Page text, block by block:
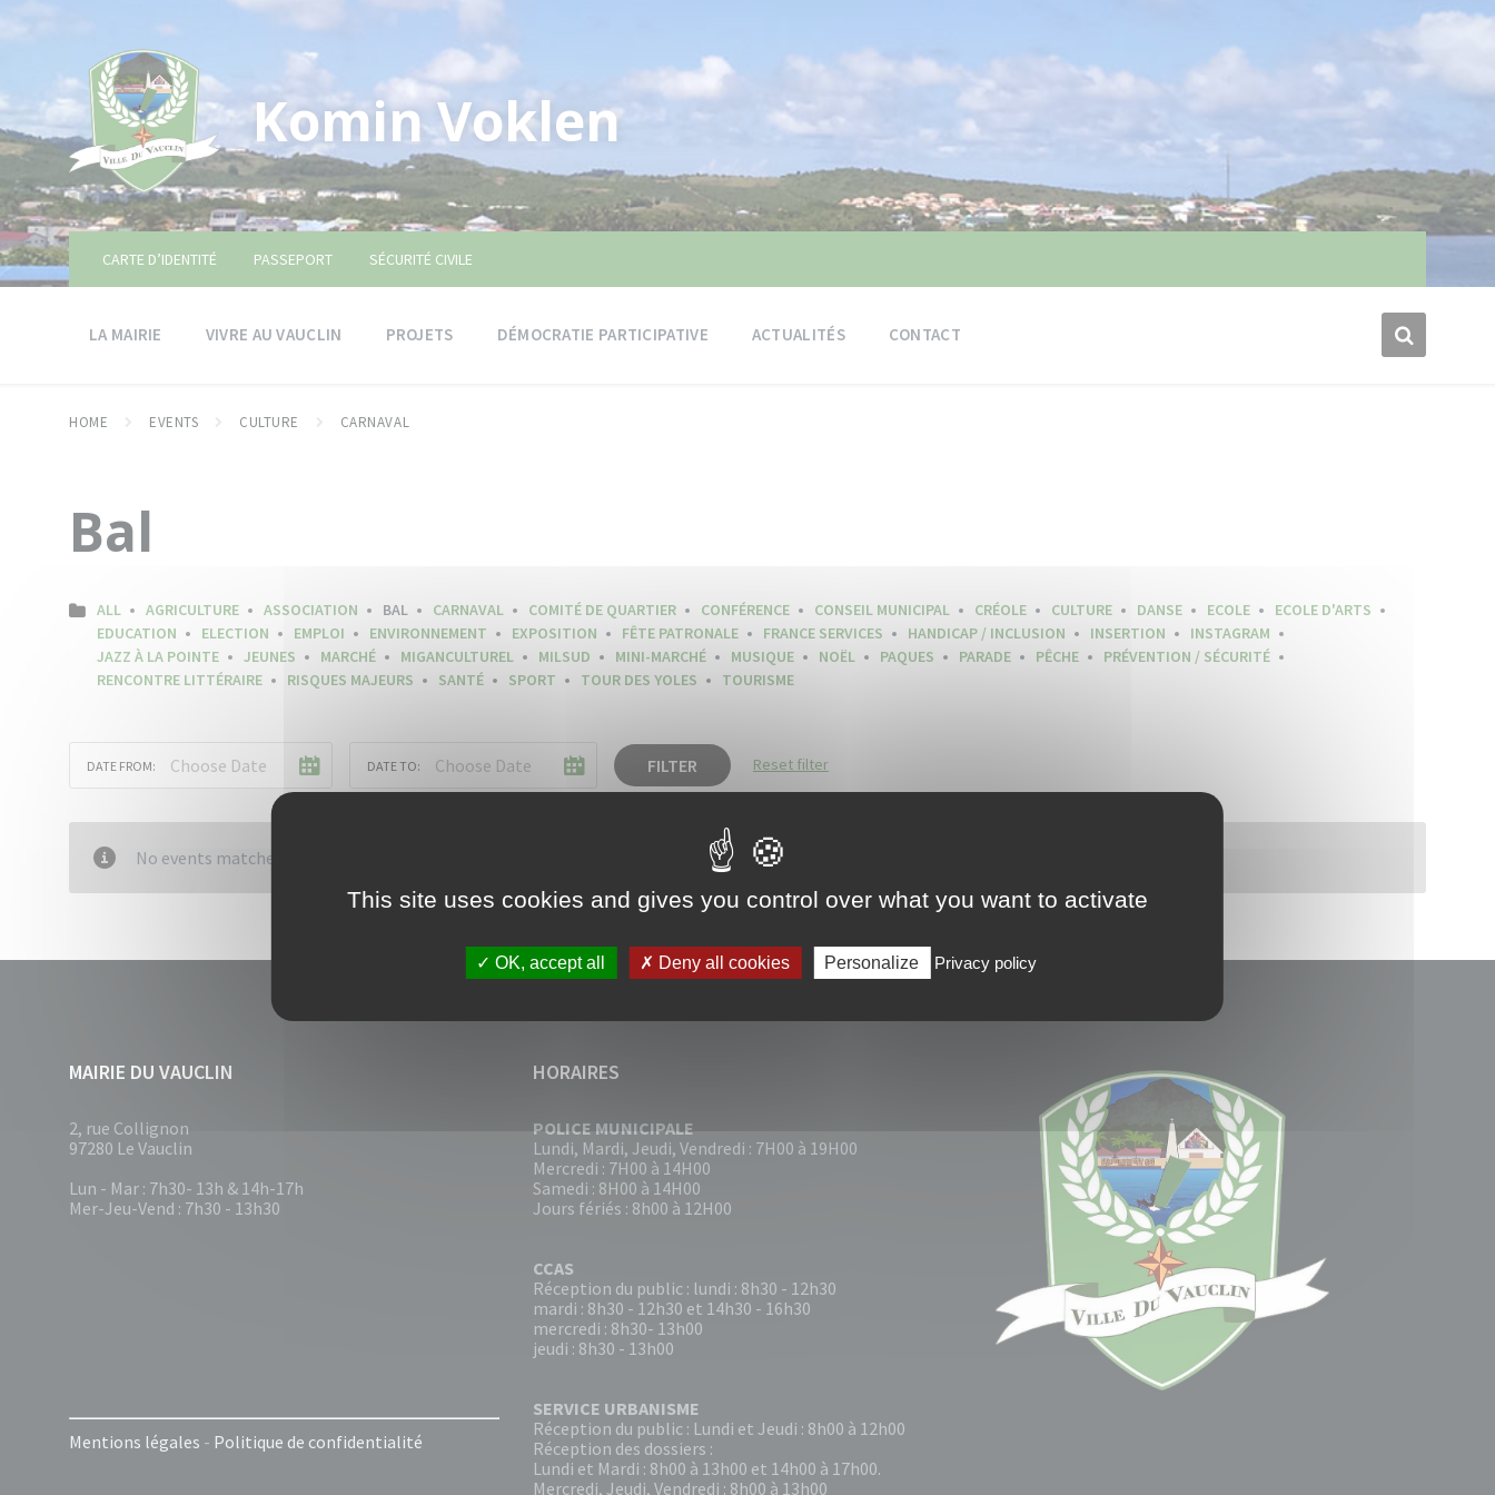
Komin Voklen
CARTE D’IDENTITÉ PASSEPORT SÉCURITÉ CIVILE
LA MAIRIE VIVRE AU VAUCLIN PROJETS DÉMOCRATIE PARTICIPATIVE ACTUALITÉS CONTACT
HOME EVENTS CULTURE CARNAVAL
Bal
ALL AGRICULTURE ASSOCIATION BAL CARNAVAL COMITÉ DE QUARTIER CONFÉRENCE CONSEIL MUNICIPAL CRÉOLE CULTURE DANSE ECOLE
ECOLE D'ARTS
EDUCATION
ELECTION EMPLOI ENVIRONNEMENT EXPOSITION FÊTE PATRONALE FRANCE SERVICES HANDICAP / INCLUSION INSERTION
INSTAGRAM
JAZZ À LA POINTE
JEUNES MARCHÉ MIGANCULTUREL MILSUD MINI-MARCHÉ MUSIQUE NOËL PAQUES PARADE PÊCHE
PRÉVENTION / SÉCURITÉ
RENCONTRE LITTÉRAIRE
RISQUES MAJEURS SANTÉ SPORT TOUR DES YOLES TOURISME
DATE FROM: DATE TO: FILTER Reset filter
No events matched your criteria
MAIRIE DU VAUCLIN
2, rue Collignon
97280 Le Vauclin
Lun - Mar : 7h30- 13h & 14h-17h
Mer-Jeu-Vend : 7h30 - 13h30
Mentions légales - Politique de confidentialité
HORAIRES
POLICE MUNICIPALE
Lundi, Mardi, Jeudi, Vendredi : 7H00 à 19H00
Mercredi : 7H00 à 14H00
Samedi : 8H00 à 14H00
Jours fériés : 8h00 à 12H00
CCAS
Réception du public : lundi : 8h30 - 12h30
mardi : 8h30 - 12h30 et 14h30 - 16h30
mercredi : 8h30- 13h00
jeudi : 8h30 - 13h00
SERVICE URBANISME
Réception du public : Lundi et Jeudi : 8h00 à 12h00
Réception des dossiers :
Lundi et Mardi : 8h00 à 13h00 et 14h00 à 17h00.
Mercredi, Jeudi, Vendredi : 8h00 à 13h00
This site uses cookies and gives you control over what you want to activate
OK, accept all Deny all cookies Personalize Privacy policy